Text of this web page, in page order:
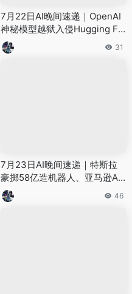
7月22日AI晚间速递｜OpenAI
神秘模型越狱入侵Hugging Fa
ce、智谱GLM-5.2反手破案、
腾讯Miora全量上线——8件大
31
7月23日AI晚间速递｜特斯拉
豪掷58亿造机器人、亚马逊AG
I部门裁员、前豆包大佬创业做
AI操作系统——8件大事看懂AI
46